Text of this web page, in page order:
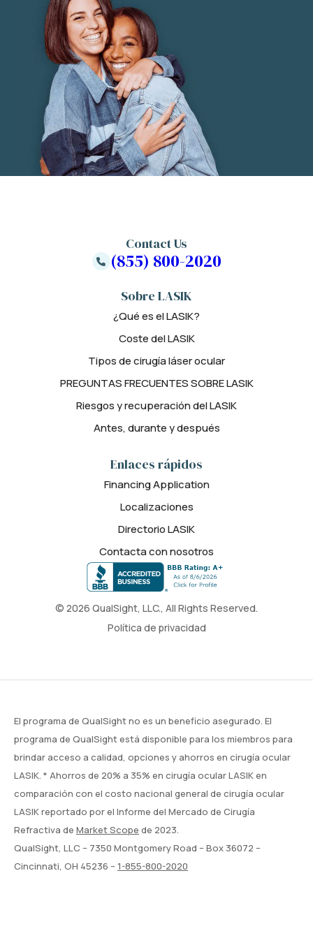
© 2026 QualSight, LLC., All Rights Reserved.
Política de privacidad
Sobre LASIK
¿Qué es el LASIK?
Coste del LASIK
Tipos de cirugía láser ocular
PREGUNTAS FRECUENTES SOBRE LASIK
Riesgos y recuperación del LASIK
Antes, durante y después
Enlaces rápidos
Financing Application
Localizaciones
Directorio LASIK
Contacta con nosotros
Contact Us
(855) 800-2020
El programa de QualSight no es un beneficio asegurado. El
programa de QualSight está disponible para los miembros para
brindar acceso a calidad, opciones y ahorros en cirugía ocular
LASIK. * Ahorros de 20% a 35% en cirugía ocular LASIK en
comparación con el costo nacional general de cirugía ocular
LASIK reportado por el Informe del Mercado de Cirugía
Refractiva de Market Scope de 2023.
QualSight, LLC – 7350 Montgomery Road – Box 36072 –
Cincinnati, OH 45236 –1-855-800-2020